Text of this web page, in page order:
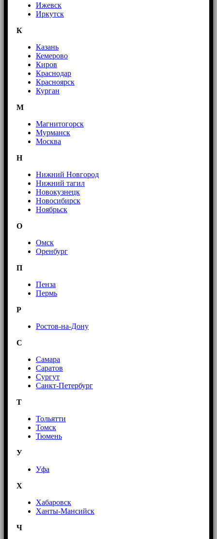
Ижевск
Иркутск
К
Казань
Кемерово
Киров
Краснодар
Красноярск
Курган
М
Магнитогорск
Мурманск
Москва
Н
Нижний Новгород
Нижний тагил
Новокузнецк
Новосибирск
Ноябрьск
О
Омск
Оренбург
П
Пенза
Пермь
Р
Ростов-на-Дону
С
Самара
Саратов
Сургут
Санкт-Петербург
Т
Тольятти
Томск
Тюмень
У
Уфа
Х
Хабаровск
Ханты-Мансийск
Ч